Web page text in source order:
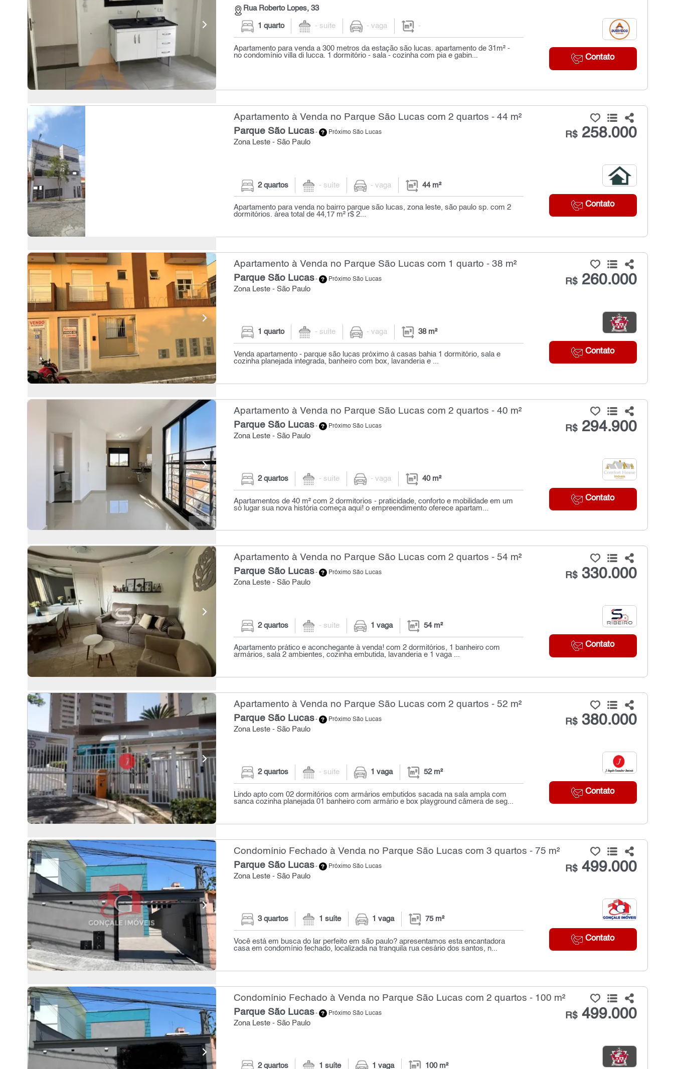
Rua Roberto Lopes, 33
Contato
1 quarto - suíte - vaga -
Apartamento para venda a 300 metros da estação são lucas. apartamento de 31m² -
no condomínio villa di lucca. 1 dormitório - sala - cozinha com pia e gabin...
Apartamento à Venda no Parque São Lucas com 2 quartos - 44 m²
Parque São Lucas- Próximo São Lucas
Zona Leste - São Paulo
R$258.000
Contato
2 quartos - suíte - vaga 44 m²
Apartamento para venda no bairro parque são lucas, zona leste, são paulo sp. com 2
dormitórios. área total de 44,17 m² r$ 2...
Apartamento à Venda no Parque São Lucas com 1 quarto - 38 m²
Parque São Lucas- Próximo São Lucas
Zona Leste - São Paulo
R$260.000
Contato
1 quarto - suíte - vaga 38 m²
Venda apartamento - parque são lucas próximo á casas bahia 1 dormitório, sala e
cozinha planejada integrada, banheiro com box, lavanderia e ...
Apartamento à Venda no Parque São Lucas com 2 quartos - 40 m²
Parque São Lucas- Próximo São Lucas
Zona Leste - São Paulo
R$294.900
Contato
2 quartos - suíte - vaga 40 m²
Apartamentos de 40 m² com 2 dormitorios - praticidade, conforto e mobilidade em um
só lugar sua nova história começa aqui! o empreendimento oferece apartam...
Apartamento à Venda no Parque São Lucas com 2 quartos - 54 m²
Parque São Lucas- Próximo São Lucas
Zona Leste - São Paulo
R$330.000
Contato
2 quartos - suíte 1 vaga 54 m²
Apartamento prático e aconchegante à venda! com 2 dormitórios, 1 banheiro com
armários, sala 2 ambientes, cozinha embutida, lavanderia e 1 vaga ...
Apartamento à Venda no Parque São Lucas com 2 quartos - 52 m²
Parque São Lucas- Próximo São Lucas
Zona Leste - São Paulo
R$380.000
Contato
2 quartos - suíte 1 vaga 52 m²
Lindo apto com 02 dormitórios com armários embutidos sacada na sala ampla com
sanca cozinha planejada 01 banheiro com armário e box playground câmera de seg...
Condomínio Fechado à Venda no Parque São Lucas com 3 quartos - 75 m²
Parque São Lucas- Próximo São Lucas
Zona Leste - São Paulo
R$499.000
Contato
3 quartos 1 suíte 1 vaga 75 m²
Você está em busca do lar perfeito em são paulo? apresentamos esta encantadora
casa em condomínio fechado, localizada na tranquila rua cesário dos santos, n...
Condomínio Fechado à Venda no Parque São Lucas com 2 quartos - 100 m²
Parque São Lucas- Próximo São Lucas
Zona Leste - São Paulo
R$499.000
2 quartos 1 suíte 1 vaga 100 m²